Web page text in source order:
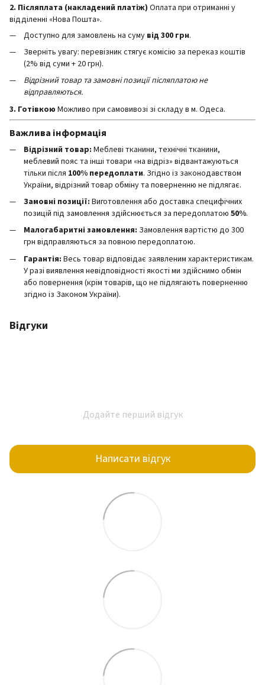
2. Післяплата (накладений платіж) Оплата при отриманні у
відділенні «Нова Пошта».
Доступно для замовлень на суму від 300 грн.
Зверніть увагу: перевізник стягує комісію за переказ коштів
(2% від суми + 20 грн).
Відрізний товар та замовні позиції післяплатою не
відправляються.
3. Готівкою Можливо при самовивозі зі складу в м. Одеса.
Важлива інформація
Відрізний товар: Меблеві тканини, технічні тканини,
меблевий пояс та інші товари «на відріз» відвантажуються
тільки після 100% передоплати. Згідно із законодавством
України, відрізний товар обміну та поверненню не підлягає.
Замовні позиції: Виготовлення або доставка специфічних
позицій під замовлення здійснюється за передоплатою 50%.
Малогабаритні замовлення: Замовлення вартістю до 300
грн відправляються за повною передоплатою.
Гарантія: Весь товар відповідає заявленим характеристикам.
У разі виявлення невідповідності якості ми здійснимо обмін
або повернення (крім товарів, що не підлягають поверненню
згідно із Законом України).
Відгуки
Додайте перший відгук
Написати відгук